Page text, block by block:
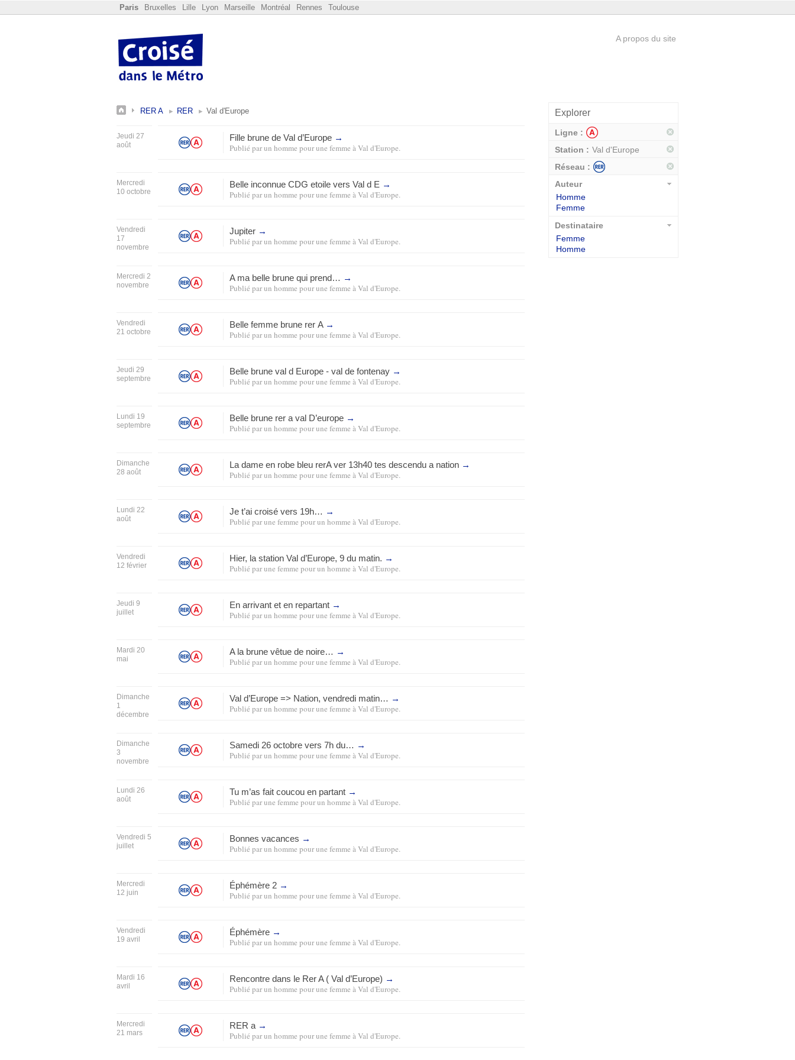
Paris Bruxelles Lille Lyon Marseille Montréal Rennes Toulouse
A propos du site
RER A RER Val d'Europe
Jeudi 27
août
Fille brune de Val d’Europe →
Publié parun homme pour une femme àVal d'Europe.
Mercredi
10 octobre
Belle inconnue CDG etoile vers Val d E →
Publié parun homme pour une femme àVal d'Europe.
Vendredi
17
novembre
Jupiter →
Publié parun homme pour une femme àVal d'Europe.
Mercredi 2
novembre
A ma belle brune qui prend… →
Publié parun homme pour une femme àVal d'Europe.
Vendredi
21 octobre
Belle femme brune rer A →
Publié parun homme pour une femme àVal d'Europe.
Jeudi 29
septembre
Belle brune val d Europe - val de fontenay →
Publié parun homme pour une femme àVal d'Europe.
Lundi 19
septembre
Belle brune rer a val D’europe →
Publié parun homme pour une femme àVal d'Europe.
Dimanche
28 août
La dame en robe bleu rerA ver 13h40 tes descendu a nation →
Publié parun homme pour une femme àVal d'Europe.
Lundi 22
août
Je t’ai croisé vers 19h… →
Publié parune femme pour un homme àVal d'Europe.
Vendredi
12 février
Hier, la station Val d’Europe, 9 du matin. →
Publié parune femme pour un homme àVal d'Europe.
Jeudi 9
juillet
En arrivant et en repartant →
Publié parun homme pour une femme àVal d'Europe.
Mardi 20
mai
A la brune vêtue de noire… →
Publié parun homme pour une femme àVal d'Europe.
Dimanche
1
décembre
Val d’Europe => Nation, vendredi matin… →
Publié parun homme pour une femme àVal d'Europe.
Dimanche
3
novembre
Samedi 26 octobre vers 7h du… →
Publié parun homme pour une femme àVal d'Europe.
Lundi 26
août
Tu m’as fait coucou en partant →
Publié parune femme pour un homme àVal d'Europe.
Vendredi 5
juillet
Bonnes vacances →
Publié parun homme pour une femme àVal d'Europe.
Mercredi
12 juin
Éphémère 2 →
Publié parun homme pour une femme àVal d'Europe.
Vendredi
19 avril
Éphémère →
Publié parun homme pour une femme àVal d'Europe.
Mardi 16
avril
Rencontre dans le Rer A ( Val d’Europe) →
Publié parun homme pour une femme àVal d'Europe.
Mercredi
21 mars
RER a →
Publié parun homme pour une femme àVal d'Europe.
Explorer
Ligne :
Station : Val d'Europe
Réseau :
Auteur
Homme
Femme
Destinataire
Femme
Homme